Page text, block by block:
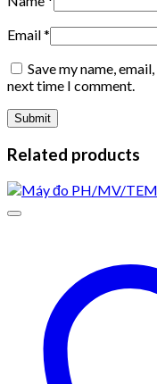
Email*
Save my name,
next time I comment.
Related products